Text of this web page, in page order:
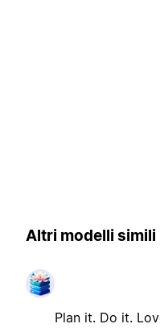
Altri modelli simili
Plan it. Do it.